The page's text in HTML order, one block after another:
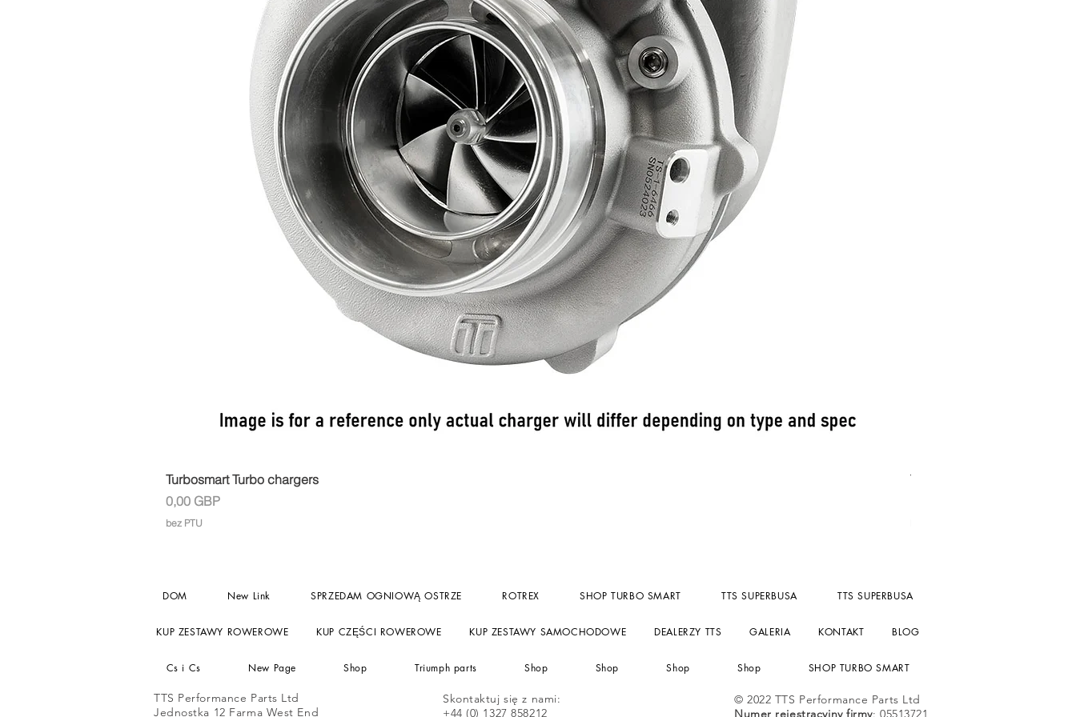
Turbosmart Turbo chargers
Cena
0,00 GBP
bez PTU
Turbosmart Fuel Pressure
DOM New Link SPRZEDAM OGNIOWĄ OSTRZE ROTREX SHOP TURBO SMART TTS SUPERBUSA TTS SUPERBUSA
KUP ZESTAWY ROWEROWE KUP CZĘŚCI ROWEROWE KUP ZESTAWY SAMOCHODOWE DEALERZY TTS GALERIA KONTAKT BLOG
Cs i Cs New Page Shop Triumph parts Shop Shop Shop Shop SHOP TURBO SMART
TTS Performance Parts Ltd
Jednostka 12 Farma West End
Skontaktuj się z nami:
+44 (0) 1327 858212
© 2022 TTS Performance Parts Ltd
Numer rejestracyjny firmy: 05513721